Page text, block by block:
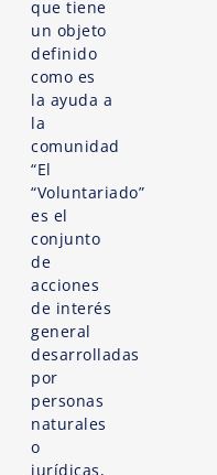
que tiene
un objeto
definido
como es
la ayuda a
la
comunidad
“El
“Voluntariado”
es el
conjunto
de
acciones
de interés
general
desarrolladas
por
personas
naturales
o
jurídicas,